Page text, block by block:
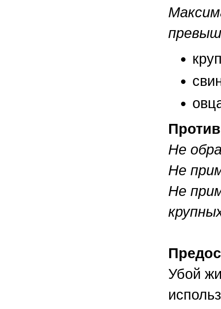
Не
Не
Не
Убой